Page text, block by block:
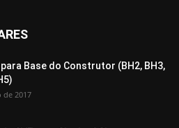
Base do Construtor (BH2, BH3,
de 2017